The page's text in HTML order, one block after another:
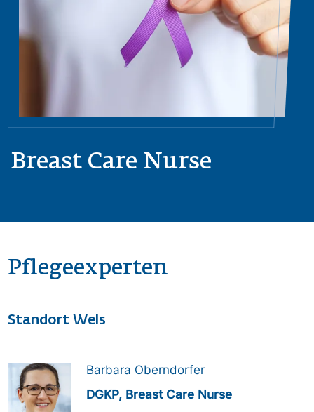
Breast Care Nurse
Pflegeexperten
Standort Wels
Obrázek
Barbara Oberndorfer
DGKP, Breast Care Nurse